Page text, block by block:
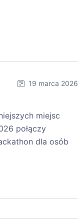
19 marca 2026
miejsc
połączy
dla osób